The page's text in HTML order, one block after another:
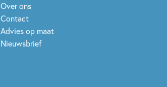
Over ons
Contact
Advies op maat
Nieuwsbrief